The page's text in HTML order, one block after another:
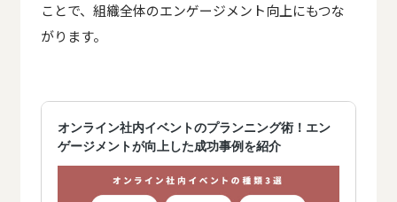
ことで、組織全体のエンゲージメント向上にもつな
がります。